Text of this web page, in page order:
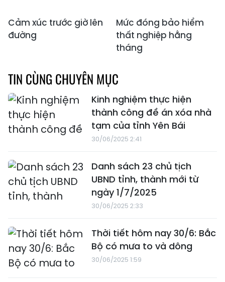
Cảm xúc trước giờ lên
đường
Mức đóng bảo hiểm
thất nghiệp hằng
tháng
TIN CÙNG CHUYÊN MỤC
Kinh nghiệm thực hiện
thành công đề án xóa nhà
tạm của tỉnh Yên Bái
30/06/2025 2:41
Danh sách 23 chủ tịch
UBND tỉnh, thành mới từ
ngày 1/7/2025
30/06/2025 2:33
Thời tiết hôm nay 30/6: Bắc
Bộ có mưa to và dông
30/06/2025 1:59